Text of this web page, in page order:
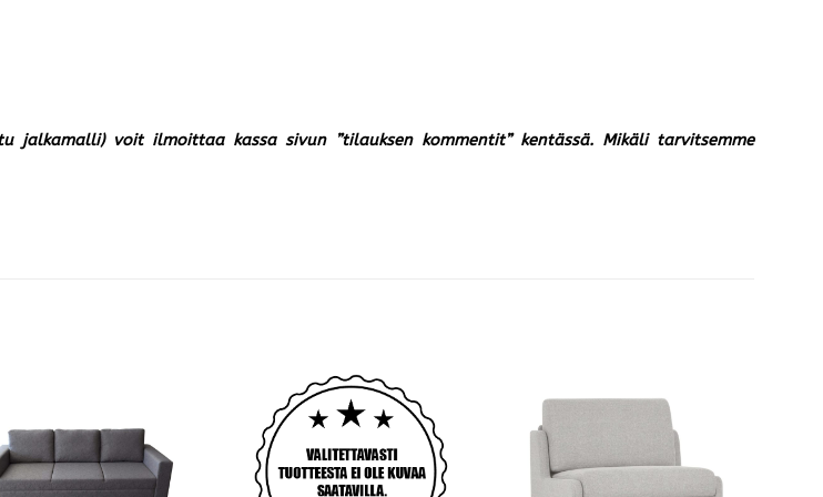
voit ilmoittaa kassa sivun ”tilauksen kommentit” kentässä. Mikäli tarvitsemme